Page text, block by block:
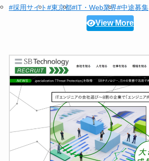
#採用サイト#東京都#IT・Web業界#中途募集
View More